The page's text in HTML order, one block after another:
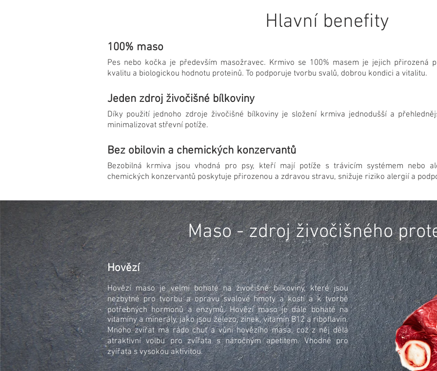
Hlavní benefity
100% maso
Pes nebo kočka je především masožravec. Krmivo se 100% masem je jejich přirozená
kvalitu a biologickou hodnotu proteinů. To podporuje tvorbu svalů, dobrou kondici a vitalitu.
Jeden zdroj živočišné bílkoviny
Díky použití jednoho zdroje živočišné bílkoviny je složení krmiva jednodušší a
minimalizovat střevní potíže.
Bez obilovin a chemických konzervantů
Bezobilná krmiva jsou vhodná pro psy, kteří mají potíže s trávicím systémem nebo
chemických konzervantů poskytuje přirozenou a zdravou stravu, snižuje riziko alergií a
Maso - zdroj živočišného
Hovězí
Hovězí maso je velmi bohaté na živočišné bílkoviny, které jsou
nezbytné pro tvorbu a opravu svalové hmoty a kostí a k tvorbě
potřebných hormonů a enzymů. Hovězí maso je dále bohaté na
vitamíny a minerály, jako jsou železo, zinek, vitamín B12 a riboflavin.
Mnoho zvířat má rádo chuť a vůni hovězího masa, což z něj dělá
atraktivní volbu pro zvířata s náročným apetitem. Vhodné pro
zvířata s vysokou aktivitou.